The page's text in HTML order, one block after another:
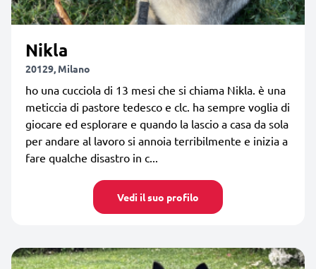
Nikla
20129, Milano
ho una cucciola di 13 mesi che si chiama Nikla. è una
meticcia di pastore tedesco e clc. ha sempre voglia di
giocare ed esplorare e quando la lascio a casa da sola
per andare al lavoro si annoia terribilmente e inizia a
fare qualche disastro in c...
Vedi il suo profilo